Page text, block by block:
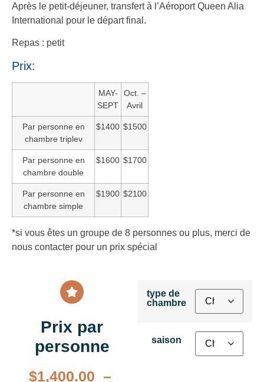
Après le petit-déjeuner, transfert à l’Aéroport Queen Alia
International pour le départ final.
Repas : petit
Prix:
MAY-
SEPT
Oct. –
Avril
Par personne en
chambre triplev
$1400 $1500
Par personne en
chambre double
$1600 $1700
Par personne en
chambre simple
$1900 $2100
*si vous êtes un groupe de 8 personnes ou plus, merci de
nous contacter pour un prix spécial
Prix par
personne
$1,400.00 –
type de
chambre
saison